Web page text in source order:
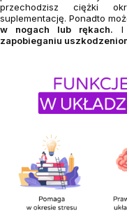
przechodzisz ciężki
suplementację. Ponadto
w nogach lub rękach. I
zapobieganiu